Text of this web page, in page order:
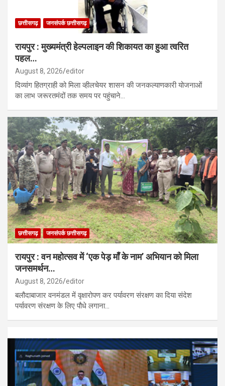
छत्तीसगढ़ जनसंपर्क छत्तीसगढ़
रायपुर : मुख्यमंत्री हेल्पलाइन की शिकायत का हुआ त्वरित
पहल…
August 8, 2026 editor
दिव्यांग हितग्राही को मिला व्हीलचेयर शासन की जनकल्याणकारी योजनाओं
का लाभ जरूरतमंदों तक समय पर पहुंचाने…
छत्तीसगढ़ जनसंपर्क छत्तीसगढ़
रायपुर : वन महोत्सव में ‘एक पेड़ माँ के नाम’ अभियान को मिला
जनसमर्थन…
August 8, 2026 editor
बलौदाबाजार वनमंडल में वृक्षारोपण कर पर्यावरण संरक्षण का दिया संदेश
पर्यावरण संरक्षण के लिए पौधे लगाना…